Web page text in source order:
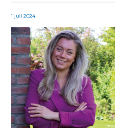
1 juli 2024